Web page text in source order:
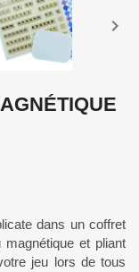

dans un coffret
et pliant
jeu lors de tous